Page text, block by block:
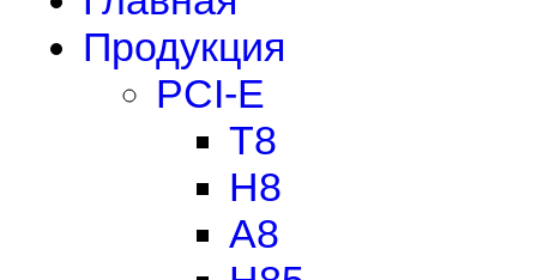
Продукция
PCI-E
T8
H8
A8